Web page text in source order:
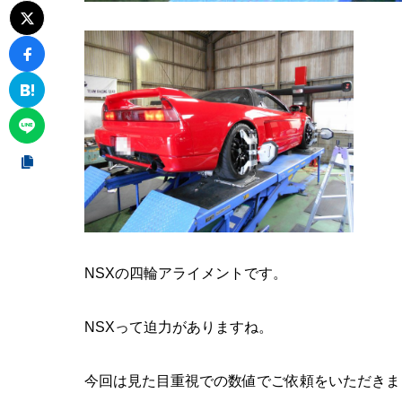
NSXの四輪アライメントです。
NSXって迫力がありますね。
今回は見た目重視での数値でご依頼をいただき